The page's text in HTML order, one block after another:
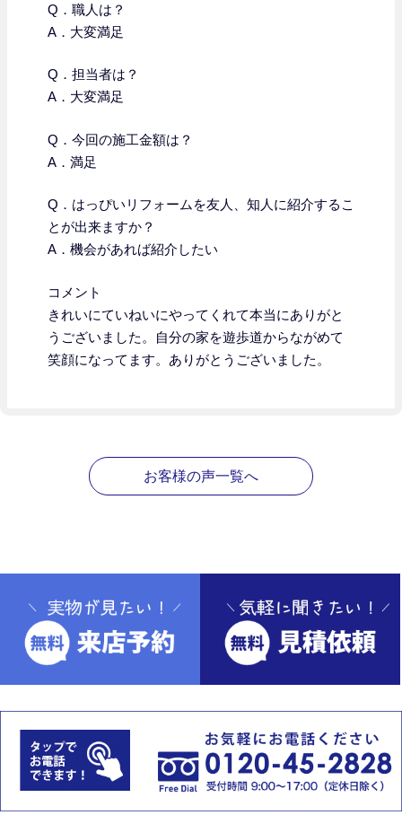
Q．職人は？
A．大変満足
Q．担当者は？
A．大変満足
Q．今回の施工金額は？
A．満足
Q．はっぴいリフォームを友人、知人に紹介するこ
とが出来ますか？
A．機会があれば紹介したい
コメント
きれいにていねいにやってくれて本当にありがと
うございました。自分の家を遊歩道からながめて
笑顔になってます。ありがとうございました。
お客様の声一覧へ